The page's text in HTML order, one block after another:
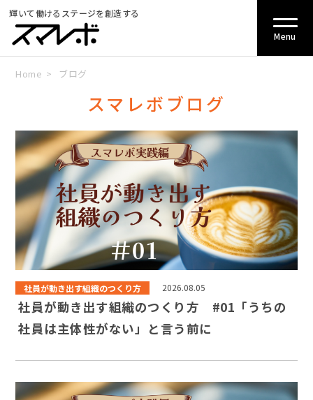
輝いて働けるステージを創造する
Menu
Home > ブログ
スマレボブログ
社員が動き出す組織のつくり方 2026.08.05
社員が動き出す組織のつくり方 #01「うちの
社員は主体性がない」と言う前に